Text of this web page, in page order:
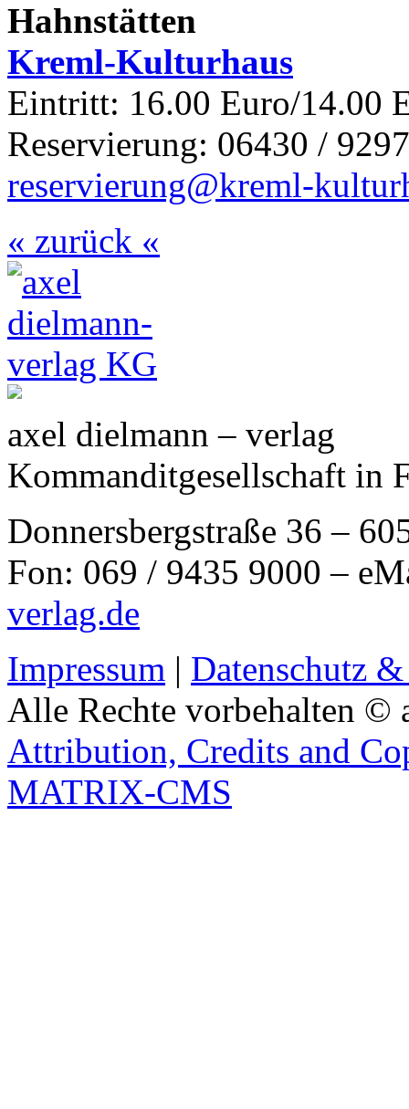
Hahnstätten
Kreml-Kulturhaus
Eintritt: 16.00 Euro/14.00
Reservierung: 06430 /
reservierung@kreml-
« zurück «
axel dielmann – verlag
Kommanditgesellschaft in
Donnersbergstraße 36 –
Fon: 069 / 9435 9000 –
verlag.de
Impressum | Datenschutz
Alle Rechte vorbehalten ©
Attribution, Credits and
MATRIX-CMS